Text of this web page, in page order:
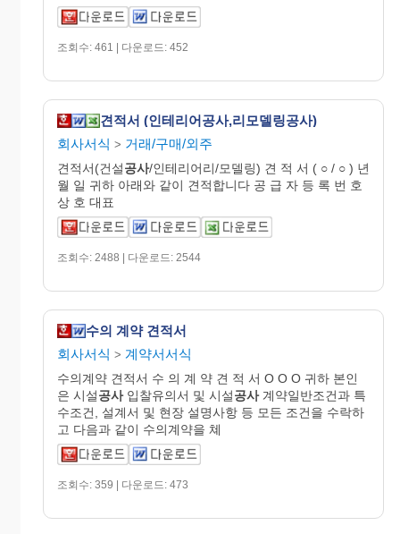
조회수: 461 | 다운로드: 452
견적서 (인테리어공사,리모델링공사)
회사서식 > 거래/구매/외주
견적서(건설공사/인테리어리/모델링) 견 적 서 ( ○ / ○ ) 년
월 일 귀하 아래와 같이 견적합니다 공 급 자 등 록 번 호
상 호 대표
조회수: 2488 | 다운로드: 2544
수의 계약 견적서
회사서식 > 계약서서식
수의계약 견적서 수 의 계 약 견 적 서 O O O 귀하 본인
은 시설공사입찰유의서 및 시설공사계약일반조건과 특
수조건, 설계서 및 현장 설명사항 등 모든 조건을 수락하
고 다음과 같이 수의계약을 쳬
조회수: 359 | 다운로드: 473